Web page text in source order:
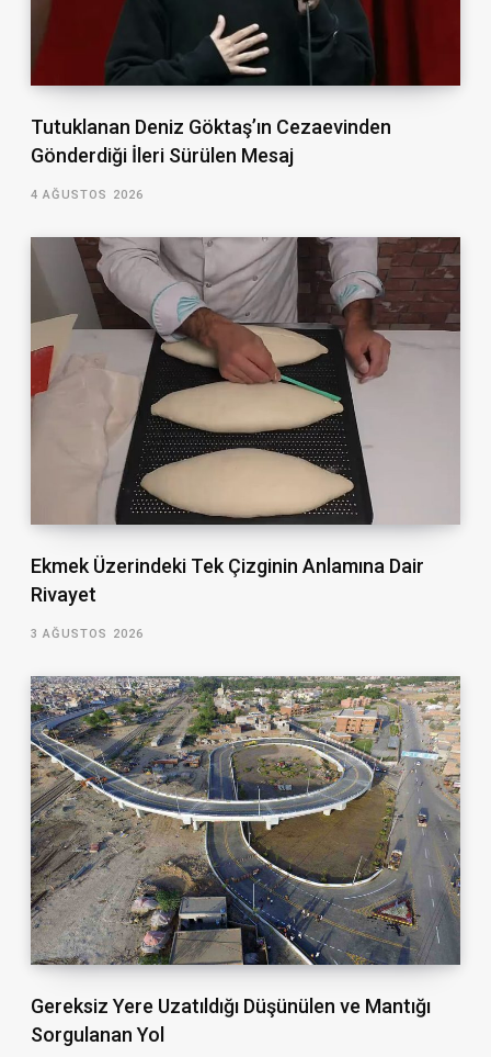
Tutuklanan Deniz Göktaş’ın Cezaevinden
Gönderdiği İleri Sürülen Mesaj
4 AĞUSTOS 2026
Ekmek Üzerindeki Tek Çizginin Anlamına Dair
Rivayet
3 AĞUSTOS 2026
Gereksiz Yere Uzatıldığı Düşünülen ve Mantığı
Sorgulanan Yol